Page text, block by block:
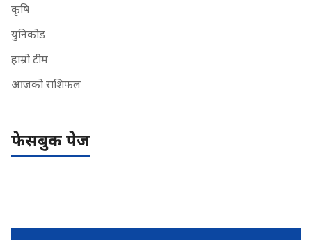
कृषि
युनिकोड
हाम्रो टीम
आजको राशिफल
फेसबुक पेज